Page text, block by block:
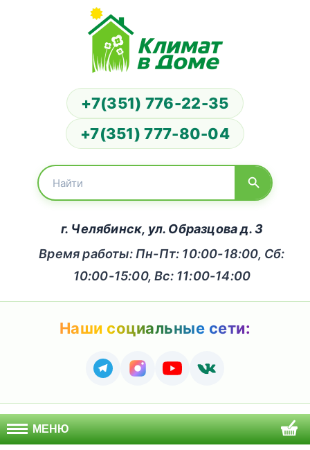
+7(351) 776-22-35
+7(351) 777-80-04
г. Челябинск, ул. Образцова д. 3
Время работы: Пн-Пт: 10:00-18:00, Сб:
10:00-15:00, Вс: 11:00-14:00
Наши социальные сети:
МЕНЮ